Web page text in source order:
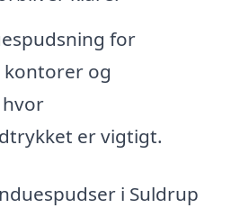
for
kontorer og
er vigtigt.
i Suldrup